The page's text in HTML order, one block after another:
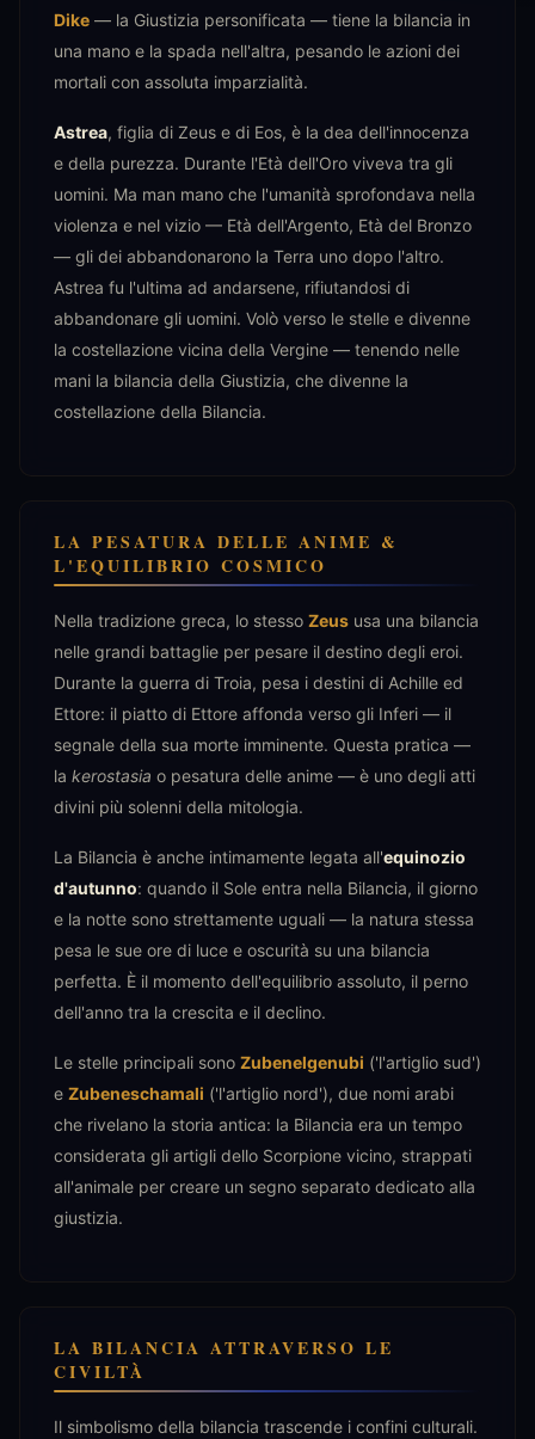
Dike — la Giustizia personificata — tiene la bilancia in
una mano e la spada nell'altra, pesando le azioni dei
mortali con assoluta imparzialità.
Astrea, figlia di Zeus e di Eos, è la dea dell'innocenza
e della purezza. Durante l'Età dell'Oro viveva tra gli
uomini. Ma man mano che l'umanità sprofondava nella
violenza e nel vizio — Età dell'Argento, Età del Bronzo
— gli dei abbandonarono la Terra uno dopo l'altro.
Astrea fu l'ultima ad andarsene, rifiutandosi di
abbandonare gli uomini. Volò verso le stelle e divenne
la costellazione vicina della Vergine — tenendo nelle
mani la bilancia della Giustizia, che divenne la
costellazione della Bilancia.
LA PESATURA DELLE ANIME &
L'EQUILIBRIO COSMICO
Nella tradizione greca, lo stesso Zeus usa una bilancia
nelle grandi battaglie per pesare il destino degli eroi.
Durante la guerra di Troia, pesa i destini di Achille ed
Ettore: il piatto di Ettore affonda verso gli Inferi — il
segnale della sua morte imminente. Questa pratica —
la kerostasia o pesatura delle anime — è uno degli atti
divini più solenni della mitologia.
La Bilancia è anche intimamente legata all'equinozio
d'autunno: quando il Sole entra nella Bilancia, il giorno
e la notte sono strettamente uguali — la natura stessa
pesa le sue ore di luce e oscurità su una bilancia
perfetta. È il momento dell'equilibrio assoluto, il perno
dell'anno tra la crescita e il declino.
Le stelle principali sono Zubenelgenubi ('l'artiglio sud')
e Zubeneschamali ('l'artiglio nord'), due nomi arabi
che rivelano la storia antica: la Bilancia era un tempo
considerata gli artigli dello Scorpione vicino, strappati
all'animale per creare un segno separato dedicato alla
giustizia.
LA BILANCIA ATTRAVERSO LE
CIVILTÀ
Il simbolismo della bilancia trascende i confini culturali.